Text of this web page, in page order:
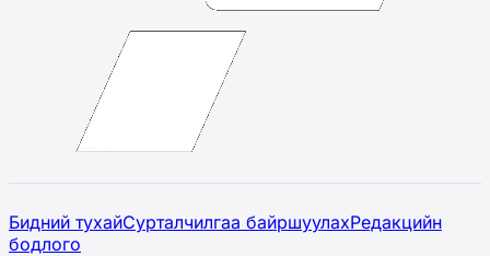
Бидний тухайСурталчилгаа байршуулахРедакцийн
бодлого